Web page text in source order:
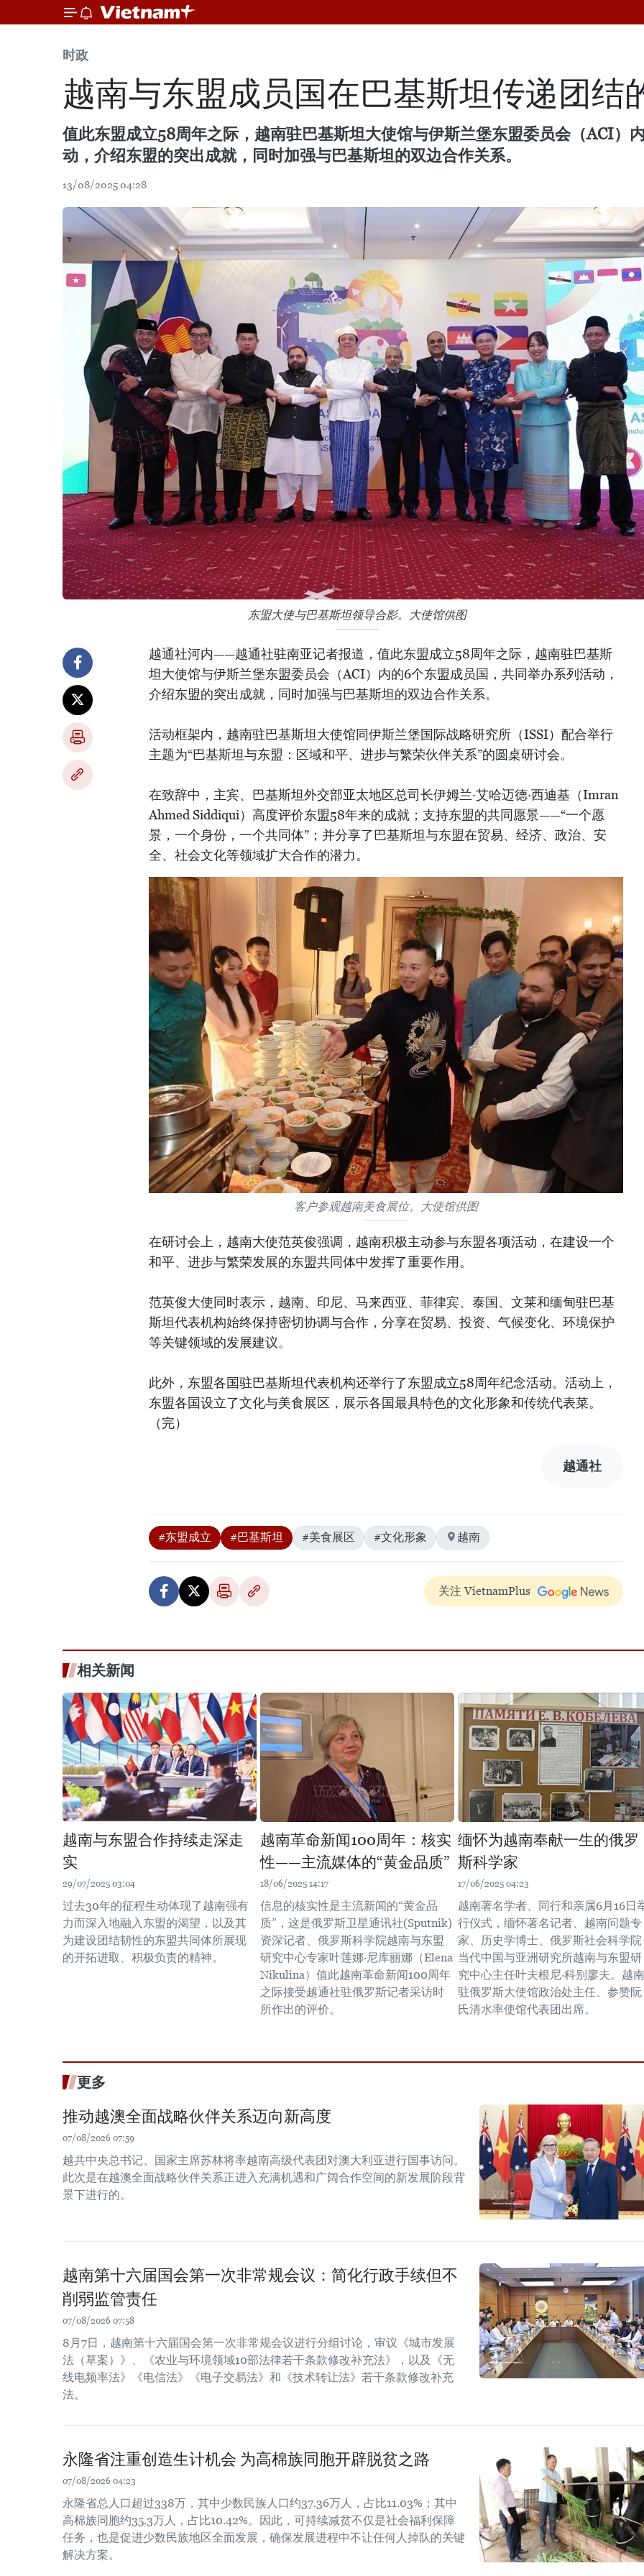
时政
越南与东盟成员国在巴基斯坦传递团结
值此东盟成立58周年之际，越南驻巴基斯坦大使馆与伊斯兰堡东盟委员会（ACI）
动，介绍东盟的突出成就，同时加强与巴基斯坦的双边合作关系。
13/08/2025 04:28
东盟大使与巴基斯坦领导合影。大使馆供图
越通社河内——越通社驻南亚记者报道，值此东盟成立58周年之际，越南驻巴基斯
坦大使馆与伊斯兰堡东盟委员会（ACI）内的6个东盟成员国，共同举办系列活动，
介绍东盟的突出成就，同时加强与巴基斯坦的双边合作关系。
活动框架内，越南驻巴基斯坦大使馆同伊斯兰堡国际战略研究所（ISSI）配合举行
主题为“巴基斯坦与东盟：区域和平、进步与繁荣伙伴关系”的圆桌研讨会。
在致辞中，主宾、巴基斯坦外交部亚太地区总司长伊姆兰·艾哈迈德·西迪基（Imran
Ahmed Siddiqui）高度评价东盟58年来的成就；支持东盟的共同愿景——“一个愿
景，一个身份，一个共同体”；并分享了巴基斯坦与东盟在贸易、经济、政治、安
全、社会文化等领域扩大合作的潜力。
客户参观越南美食展位。大使馆供图
在研讨会上，越南大使范英俊强调，越南积极主动参与东盟各项活动，在建设一个
和平、进步与繁荣发展的东盟共同体中发挥了重要作用。
范英俊大使同时表示，越南、印尼、马来西亚、菲律宾、泰国、文莱和缅甸驻巴基
斯坦代表机构始终保持密切协调与合作，分享在贸易、投资、气候变化、环境保护
等关键领域的发展建议。
此外，东盟各国驻巴基斯坦代表机构还举行了东盟成立58周年纪念活动。活动上，
东盟各国设立了文化与美食展区，展示各国最具特色的文化形象和传统代表菜。
（完）
越通社
#东盟成立 #巴基斯坦 #美食展区 #文化形象 越南
关注 VietnamPlus
相关新闻
越南与东盟合作持续走深走
实
29/07/2025 03:04
过去30年的征程生动体现了越南强有
力而深入地融入东盟的渴望，以及其
为建设团结韧性的东盟共同体所展现
的开拓进取、积极负责的精神。
越南革命新闻100周年：核实
性——主流媒体的“黄金品质”
18/06/2025 14:17
信息的核实性是主流新闻的“黄金品
质”，这是俄罗斯卫星通讯社(Sputnik)
资深记者、俄罗斯科学院越南与东盟
研究中心专家叶莲娜·尼库丽娜（Elena
Nikulina）值此越南革命新闻100周年
之际接受越通社驻俄罗斯记者采访时
所作出的评价。
缅怀为越南奉献一生的俄罗
斯科学家
17/06/2025 04:23
越南著名学者、同行和亲属6月16日
行仪式，缅怀著名记者、越南问题专
家、历史学博士、俄罗斯社会科学院
当代中国与亚洲研究所越南与东盟研
究中心主任叶夫根尼·科别廖夫。越南
驻俄罗斯大使馆政治处主任、参赞阮
氏清水率使馆代表团出席。
更多
推动越澳全面战略伙伴关系迈向新高度
07/08/2026 07:59
越共中央总书记、国家主席苏林将率越南高级代表团对澳大利亚进行国事访问。
此次是在越澳全面战略伙伴关系正进入充满机遇和广阔合作空间的新发展阶段背
景下进行的。
越南第十六届国会第一次非常规会议：简化行政手续但不
削弱监管责任
07/08/2026 07:58
8月7日，越南第十六届国会第一次非常规会议进行分组讨论，审议《城市发展
法（草案）》、《农业与环境领域10部法律若干条款修改补充法》，以及《无
线电频率法》《电信法》《电子交易法》和《技术转让法》若干条款修改补充
法。
永隆省注重创造生计机会 为高棉族同胞开辟脱贫之路
07/08/2026 04:23
永隆省总人口超过338万，其中少数民族人口约37.36万人，占比11.03%；其中
高棉族同胞约35.3万人，占比10.42%。因此，可持续减贫不仅是社会福利保障
任务，也是促进少数民族地区全面发展，确保发展进程中不让任何人掉队的关键
解决方案。